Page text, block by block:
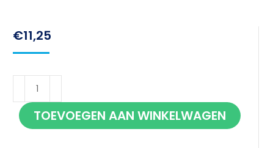
€11,25
Rocketshot
Pink
70cl
TOEVOEGEN AAN WINKELWAGEN